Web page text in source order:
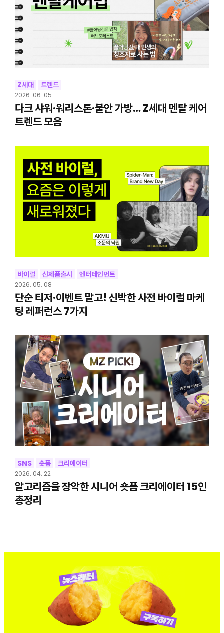
Z세대 트렌드
2026. 06. 05
다크 샤워·워리스톤·불안 가방… Z세대 멘탈 케어
트렌드 모음
바이럴 신제품출시 엔터테인먼트
2026. 05. 08
단순 티저·이벤트 말고! 신박한 사전 바이럴 마케
팅 레퍼런스 7가지
SNS 숏폼 크리에이터
2026. 04. 22
알고리즘을 장악한 시니어 숏폼 크리에이터 15인
총정리